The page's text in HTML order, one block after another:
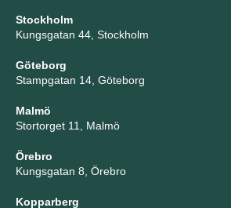
Stockholm
Kungsgatan 44, Stockholm
Göteborg
Stampgatan 14, Göteborg
Malmö
Stortorget 11, Malmö
Örebro
Kungsgatan 8, Örebro
Kopparberg